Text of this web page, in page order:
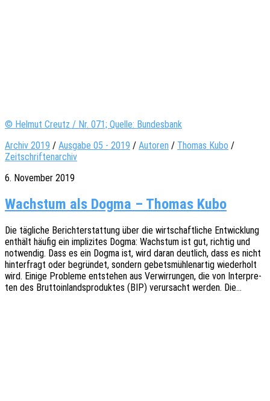
© Helmut Creutz / Nr. 071; Quelle: Bundesbank
Archiv 2019 / Ausgabe 05 - 2019 / Autoren / Thomas Kubo /
Zeitschriftenarchiv
6. November 2019
Wachstum als Dogma – Thomas Kubo
Die tägli­che Bericht­erstat­tung über die wirt­schaft­li­che Entwick­lung
enthält häufig ein impli­zi­tes Dogma: Wachs­tum ist gut, rich­tig und
notwen­dig. Dass es ein Dogma ist, wird daran deut­lich, dass es nicht
hinter­fragt oder begrün­det, sondern gebets­müh­len­ar­tig wieder­holt
wird. Einige Proble­me entste­hen aus Verwir­run­gen, die von Inter­pre­
ten des Brut­to­in­lands­pro­duk­tes (BIP) verur­sacht werden. Die…